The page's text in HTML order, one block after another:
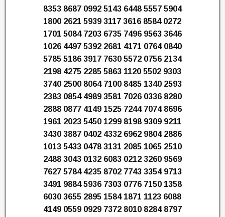
8353 8687 0992 5143 6448 5557 5904
1800 2621 5939 3117 3616 8584 0272
1701 5084 7203 6735 7496 9563 3646
1026 4497 5392 2681 4171 0764 0840
5785 5186 3917 7630 5572 0756 2134
2198 4275 2285 5863 1120 5502 9303
3740 2500 8064 7100 8485 1340 2593
2383 0854 4989 3581 7026 0336 8280
2888 0877 4149 1525 7244 7074 8696
1961 2023 5450 1299 8198 9309 9211
3430 3887 0402 4332 6962 9804 2886
1013 5433 0478 3131 2085 1065 2510
2488 3043 0132 6083 0212 3260 9569
7627 5784 4235 8702 7743 3354 9713
3491 9884 5936 7303 0776 7150 1358
6030 3655 2895 1584 1871 1123 6088
4149 0559 0929 7372 8010 8284 8797